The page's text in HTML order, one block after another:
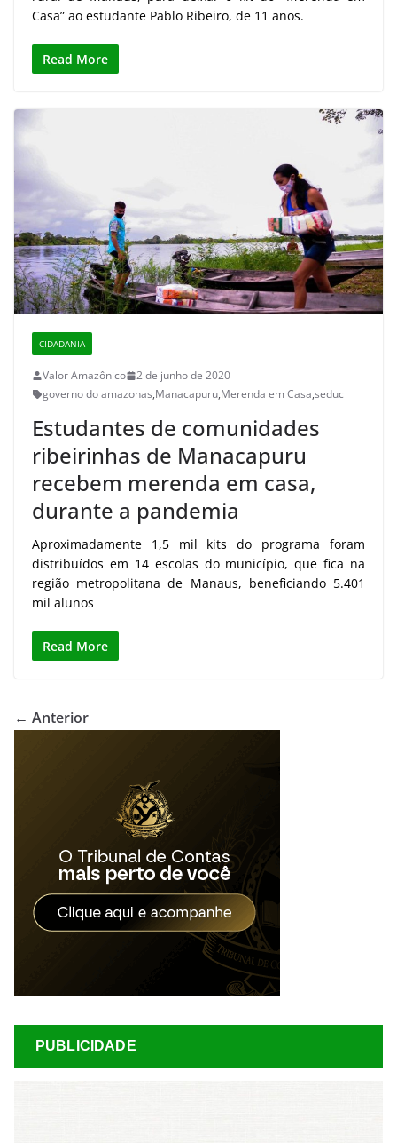
Casa” ao estudante Pablo Ribeiro, de 11 anos.
Read More
CIDADANIA
Valor Amazônico
2 de junho de 2020
governo do amazonas,Manacapuru,Merenda em Casa,seduc
Estudantes de comunidades
ribeirinhas de Manacapuru
recebem merenda em casa,
durante a pandemia
Aproximadamente 1,5 mil kits do programa foram
distribuídos em 14 escolas do município, que fica na
região metropolitana de Manaus, beneficiando 5.401
mil alunos
Read More
← Anterior
PUBLICIDADE